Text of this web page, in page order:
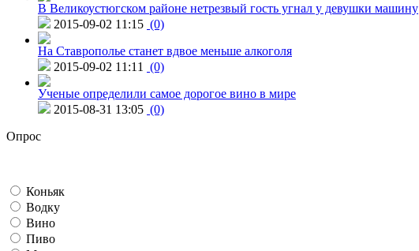
В Великоустюгском районе нетрезвый гость угнал у девушки машину
2015-09-02 11:15 (0)
На Ставрополье станет вдвое меньше алкоголя
2015-09-02 11:11
(0)
Ученые определили самое дорогое вино в мире
2015-08-31 13:05 (0)
Опрос
Коньяк
Водку
Вино
Пиво